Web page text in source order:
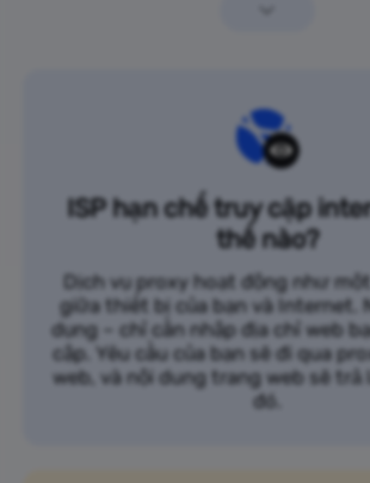
ISP hạn chế truy cập
thế nào?
Dịch vụ proxy hoạt động như
giữa thiết bị của bạn và Internet.
dụng – chỉ cần nhập địa chỉ web
cập. Yêu cầu của bạn sẽ đi qua
web, và nội dung trang web sẽ trả
đó.